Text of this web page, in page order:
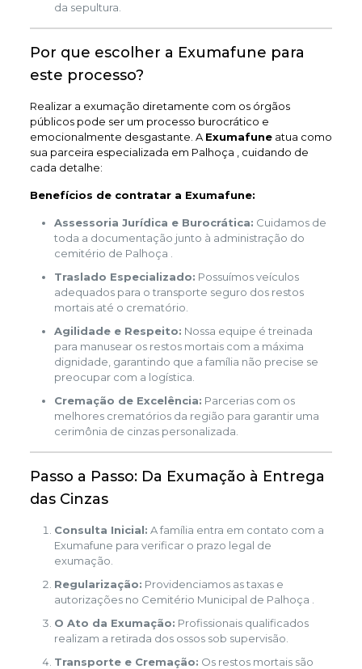
da sepultura.
Por que escolher a Exumafune para
este processo?
Realizar a exumação diretamente com os órgãos
públicos pode ser um processo burocrático e
emocionalmente desgastante. A Exumafuneatua como
sua parceira especializada em Palhoça , cuidando de
cada detalhe:
Benefícios de contratar a Exumafune:
Assessoria Jurídica e Burocrática: Cuidamos de
toda a documentação junto à administração do
cemitério de Palhoça .
Traslado Especializado: Possuímos veículos
adequados para o transporte seguro dos restos
mortais até o crematório.
Agilidade e Respeito: Nossa equipe é treinada
para manusear os restos mortais com a máxima
dignidade, garantindo que a família não precise se
preocupar com a logística.
Cremação de Excelência: Parcerias com os
melhores crematórios da região para garantir uma
cerimônia de cinzas personalizada.
Passo a Passo: Da Exumação à Entrega
das Cinzas
Consulta Inicial: A família entra em contato com a
Exumafune para verificar o prazo legal de
exumação.
Regularização: Providenciamos as taxas e
autorizações no Cemitério Municipal de Palhoça .
O Ato da Exumação: Profissionais qualificados
realizam a retirada dos ossos sob supervisão.
Transporte e Cremação: Os restos mortais são